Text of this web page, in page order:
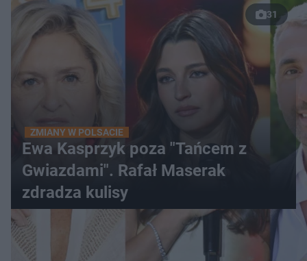
31
ZMIANY W POLSACIE
Ewa Kasprzyk poza "Tańcem z
Gwiazdami". Rafał Maserak
zdradza kulisy
WIĘCEJ